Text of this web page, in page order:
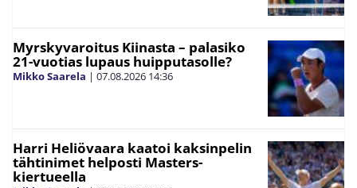
Myrskyvaroitus Kiinasta – palasiko
21-vuotias lupaus huipputasolle?
Mikko Saarela | 07.08.2026 14:36
Harri Heliövaara kaatoi kaksinpelin
tähtinimet helposti Masters-
kiertueella